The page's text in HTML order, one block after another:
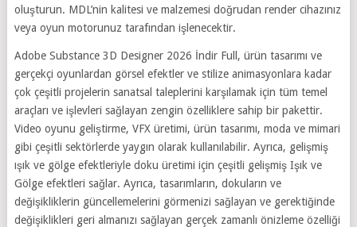
oluşturun. MDL’nin kalitesi ve malzemesi doğrudan render cihazınız
veya oyun motorunuz tarafından işlenecektir.
Adobe Substance 3D Designer 2026 İndir Full, ürün tasarımı ve
gerçekçi oyunlardan görsel efektler ve stilize animasyonlara kadar
çok çeşitli projelerin sanatsal taleplerini karşılamak için tüm temel
araçları ve işlevleri sağlayan zengin özelliklere sahip bir pakettir.
Video oyunu geliştirme, VFX üretimi, ürün tasarımı, moda ve mimari
gibi çeşitli sektörlerde yaygın olarak kullanılabilir. Ayrıca, gelişmiş
ışık ve gölge efektleriyle doku üretimi için çeşitli gelişmiş Işık ve
Gölge efektleri sağlar. Ayrıca, tasarımların, dokuların ve
değişikliklerin güncellemelerini görmenizi sağlayan ve gerektiğinde
değişiklikleri geri almanızı sağlayan gerçek zamanlı önizleme özelliği